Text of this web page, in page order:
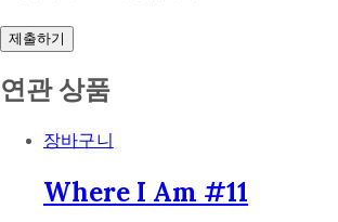
연관 상품
장바구니
Where I Am #11